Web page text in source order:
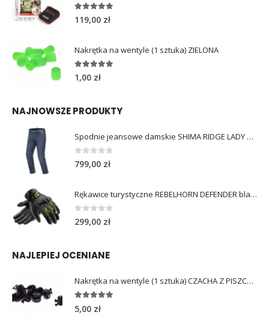
4.96out of 5
119,00 zł
Nakrętka na wentyle (1 sztuka) ZIELONA
5.00 out of 5
1,00 zł
NAJNOWSZE PRODUKTY
Spodnie jeansowe damskie SHIMA RIDGE LADY blue
0out of 5
799,00 zł
Rękawice turystyczne REBELHORN DEFENDER black yellow fluo
0 out of 5
299,00 zł
NAJLEPIEJ OCENIANE
Nakrętka na wentyle (1 sztuka) CZACHA Z PISZCZELAMI
out of 5
5,00 zł